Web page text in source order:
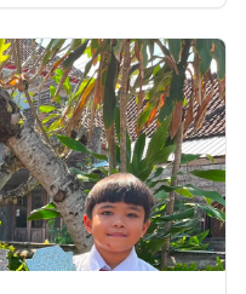
panduan resep
berhasil
olahan pangan
juga bergizi,